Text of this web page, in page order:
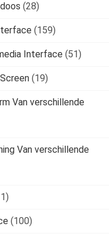
(28)
(159)
Interface (51)
(19)
Van verschillende
Van verschillende
(100)